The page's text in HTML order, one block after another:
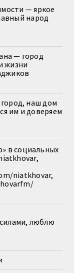
— яркое
народ
— город
жизни
наш дом
им и доверяем
в социальных
niatkhovar,
люблю